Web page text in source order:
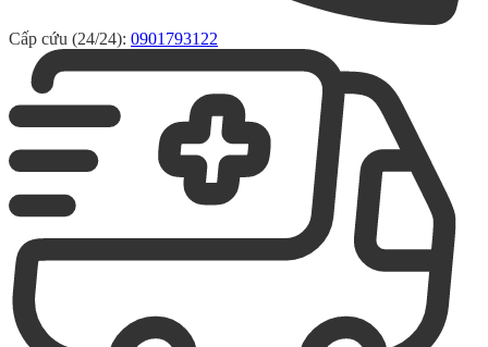
Cấp cứu (24/24): 0901793122